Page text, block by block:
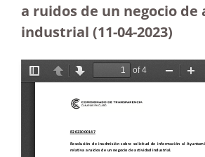
a ruidos de un negocio de
industrial (11-04-2023)